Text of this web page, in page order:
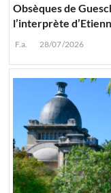
Obsèques de
l’interprète
F.a. 28/07/2026